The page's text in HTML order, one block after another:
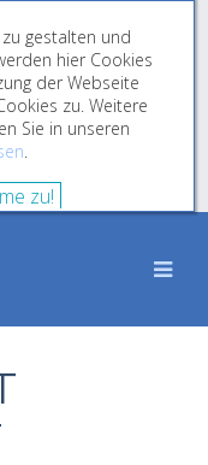
gestalten und
hier Cookies
der Webseite
zu. Weitere
Sie in unseren
.
zu!